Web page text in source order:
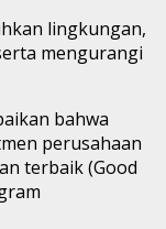
lingkungan,
mengurangi
bahwa
perusahaan
terbaik (Good